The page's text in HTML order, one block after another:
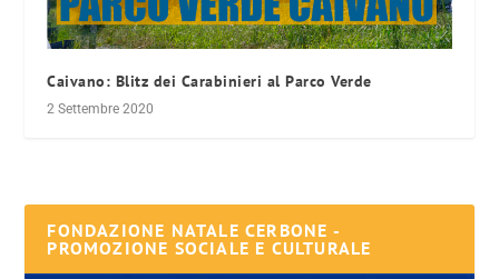
Caivano: Blitz dei Carabinieri al Parco Verde
2 Settembre 2020
FONDAZIONE NATALE CERBONE -
PROMOZIONE SOCIALE E CULTURALE